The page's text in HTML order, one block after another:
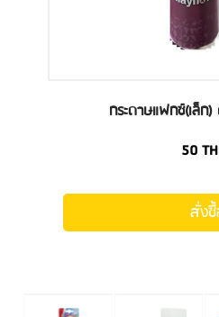
กระดาษแฟกซ์(เล็ก)
50
สั่ง